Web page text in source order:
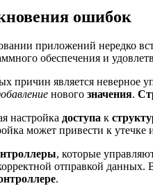
ошибок
приложений нередко
обеспечения и
причин является неверное
нового значения.
настройка доступа к
может привести к
, которые
отправкой данных.
.